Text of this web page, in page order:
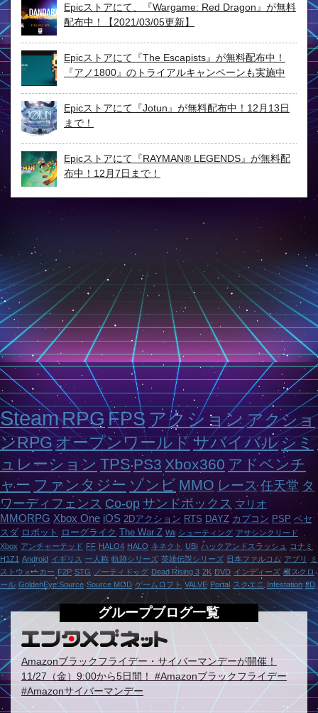
Epicストアにて、『Wargame: Red Dragon』が無料
配布中！【2021/03/05更新】
Epicストアにて『The Escapists』が無料配布中！
『アノ1800』のトライアルキャンペーンも実施中
Epicストアにて『Jotun』が無料配布中！12月13日
まで！
Epicストアにて『RAYMAN® LEGENDS』が無料配
布中！12月7日まで！
SteamRPG FPS アクション アクショ
ンRPGオープンワールド サバイバルシミ
ュレーション TPS PS3 Xbox360 アドベンチ
ャー ファンタジー ゾンビ MMO レース 任天堂 タ
ワーディフェンス Co-op サンドボックス マリオ
MMORPG Xbox One iOS 2Dアクション RTS DAYZ カプコン PSP ベセ
スダ ロボット ローグライク The War Z Wii シューティング アサシンクリード
Xbox アンチャーテッド FF HALO4 HALO キネクト UBI ハックアンドスラッシュ
コナミ
H1Z1 Android イギリス 一人称 軌跡シリーズ 英雄伝説シリーズ 日本ファルコム アプリ
ミ
ストウォーカー F2P STG ノーティドッグ Dead Rising 3 2K DVD インディーズ 横スクロ
ール GoldenEye:Source Source MOD ゲームロフト VALVE Portal スクエニ Infestation 2D
グループブログ一覧
Amazonブラックフライデー・サイバーマンデーが開催！
11/27（金）9:00から5日間！ #Amazonブラックフライデー
#Amazonサイバーマンデー